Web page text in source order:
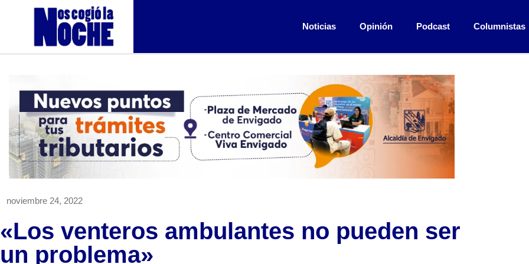
Noticias Opinión Podcast Columnistas
noviembre 24, 2022
«Los venteros ambulantes no pueden ser
un problema»